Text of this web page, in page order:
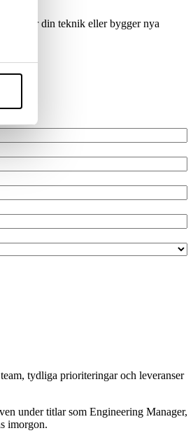
din teknik eller bygger nya
tydliga prioriteringar och leveranser
under titlar som Engineering Manager,
imorgon.